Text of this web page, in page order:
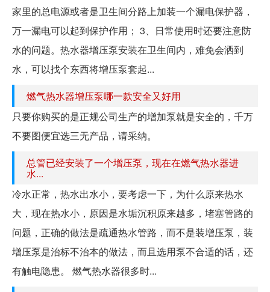
家里的总电源或者是卫生间分路上加装一个漏电保护器，
万一漏电可以起到保护作用； 3、日常使用时还要注意防
水的问题。热水器增压泵安装在卫生间内，难免会洒到
水，可以找个东西将增压泵套起...
燃气热水器增压泵哪一款安全又好用
只要你购买的是正规公司生产的增加泵就是安全的，千万
不要图便宜选三无产品，请采纳。
总管已经安装了一个增压泵，现在在燃气热水器进
水...
冷水正常，热水出水小，要考虑一下，为什么原来热水
大，现在热水小，原因是水垢沉积原来越多，堵塞管路的
问题，正确的做法是疏通热水管路，而不是装增压泵，装
增压泵是治标不治本的做法，而且选用泵不合适的话，还
有触电隐患。 燃气热水器很多时...